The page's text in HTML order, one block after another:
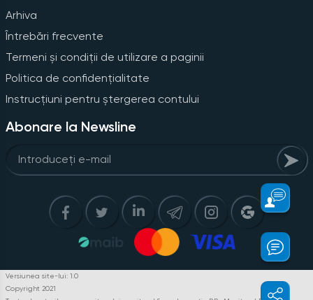
Arhiva
Întrebări frecvente
Termeni și condiții de utilizare a paginii
Politica de confidențialitate
Instrucțiuni pentru ștergerea contului
Abonare la Newsline
Versiunea site-lui: 1.0
Copyright 2021